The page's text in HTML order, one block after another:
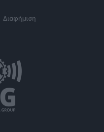
Διαφήμιση